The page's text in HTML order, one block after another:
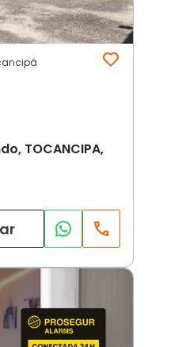
TOCANCIPA,